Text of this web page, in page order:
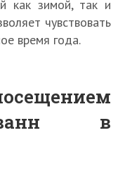
как зимой, так и
чувствовать
время года.
в